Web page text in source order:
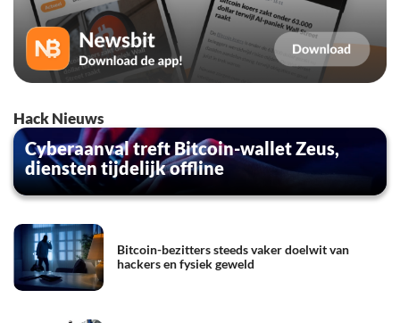
Hack Nieuws
Cyberaanval treft Bitcoin-wallet Zeus,
diensten tijdelijk offline
Bitcoin-bezitters steeds vaker doelwit van
hackers en fysiek geweld